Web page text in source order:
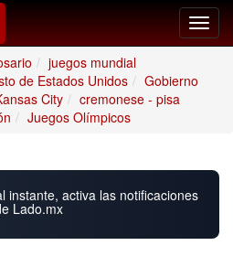
juegos mundial
de Estados Unidos
Gobierno
City
cremonese - pisa
Juegos Olímpicos
instante, activa las notificaciones
Lado.mx